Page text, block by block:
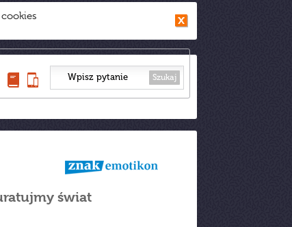
Szukaj
świat